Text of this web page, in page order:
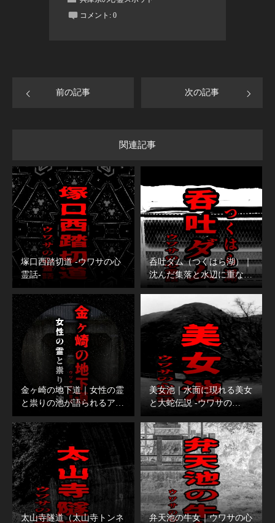
コメント: 0
前の記事 次の記事
関連記事
塚口西踏切道 -ウワサの心
霊話-
呑吐ダム（つくはら湖）｜
沈んだ集落と水辺に重な…
金ヶ崎の地下道｜女性の霊
と祟りの池が語られるア…
美女池｜水面に現れる美女
と大蛇伝説 -ウワサの…
太山寺隧道（太山寺トンネ
弁天池の牛女｜ウワサの心